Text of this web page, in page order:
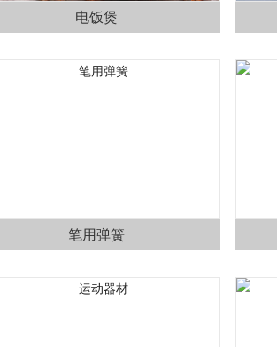
电饭煲
笔用弹簧